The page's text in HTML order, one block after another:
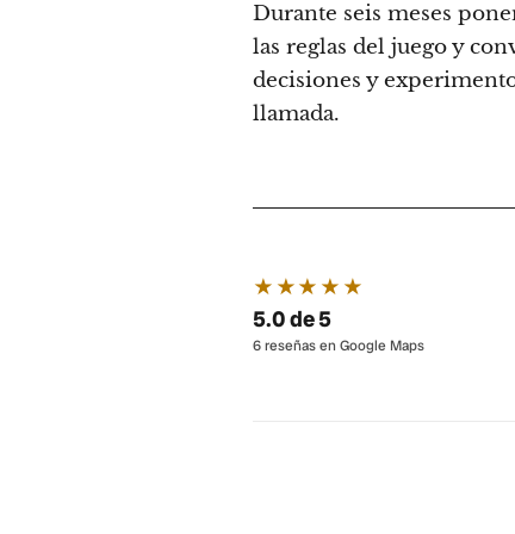
Durante seis meses
las reglas del juego y
decisiones y
llamada.
★★★★★
5.0 de 5
6 reseñas en Google Maps